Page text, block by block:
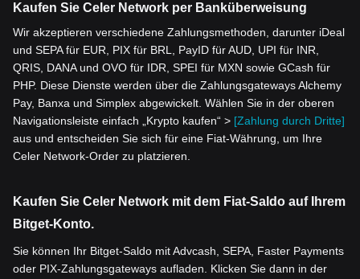
Kaufen Sie Celer Network per Banküberweisung
Wir akzeptieren verschiedene Zahlungsmethoden, darunter iDeal
und SEPA für EUR, PIX für BRL, PayID für AUD, UPI für INR,
QRIS, DANA und OVO für IDR, SPEI für MXN sowie GCash für
PHP. Diese Dienste werden über die Zahlungsgateways Alchemy
Pay, Banxa und Simplex abgewickelt. Wählen Sie in der oberen
Navigationsleiste einfach „Krypto kaufen“ > [Zahlung durch Dritte]
aus und entscheiden Sie sich für eine Fiat-Währung, um Ihre
Celer Network-Order zu platzieren.
Kaufen Sie Celer Network mit dem Fiat-Saldo auf Ihrem
Bitget-Konto.
Sie können Ihr Bitget-Saldo mit Advcash, SEPA, Faster Payments
oder PIX-Zahlungsgateways aufladen. Klicken Sie dann in der